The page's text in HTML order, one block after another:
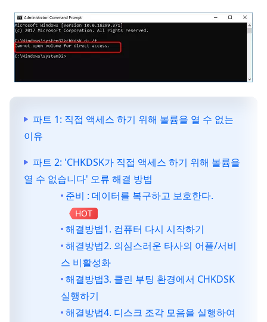
파트 1: 직접 액세스 하기 위해 볼륨을 열 수 없는
이유
파트 2: 'CHKDSK가 직접 액세스 하기 위해 볼륨을
열 수 없습니다' 오류 해결 방법
준비 : 데이터를 복구하고 보호한다.
HOT
해결방법1. 컴퓨터 다시 시작하기
해결방법2. 의심스러운 타사의 어플/서비
스 비활성화
해결방법3. 클린 부팅 환경에서 CHKDSK
실행하기
해결방법4. 디스크 조각 모음을 실행하여